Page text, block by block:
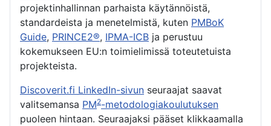
projektinhallinnan parhaista käytännöistä,
standardeista ja menetelmistä, kuten PMBoK
Guide, PRINCE2®, IPMA-ICB ja perustuu
kokemukseen EU:n toimielimissä toteutetuista
projekteista.
Discoverit.fi LinkedIn-sivun seuraajat saavat
valitsemansa PM2-metodologiakoulutuksen
puoleen hintaan. Seuraajaksi pääset klikkaamalla